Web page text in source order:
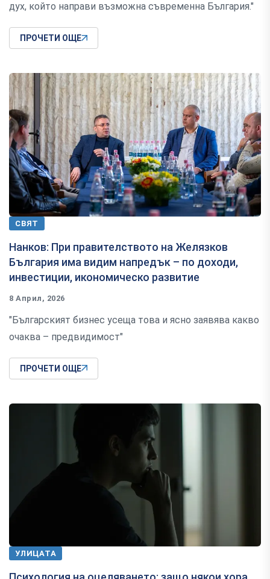
дух, който направи възможна съвременна България."
ПРОЧЕТИ ОЩЕ
СВЯТ
Нанков: При правителството на Желязков
България има видим напредък – по доходи,
инвестиции, икономическо развитие
8 Април, 2026
"Българският бизнес усеща това и ясно заявява какво
очаква – предвидимост"
ПРОЧЕТИ ОЩЕ
УЛИЦАТА